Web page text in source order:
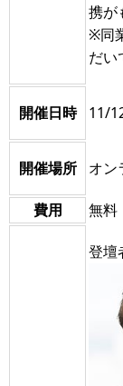
携が
※同
だい
開催日時 11/
開催場所 オン
費用 無料
登壇